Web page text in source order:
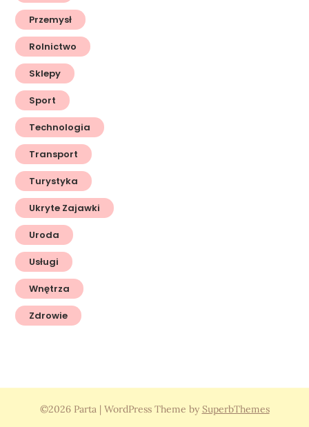
Przemysł
Rolnictwo
Sklepy
Sport
Technologia
Transport
Turystyka
Ukryte Zajawki
Uroda
Usługi
Wnętrza
Zdrowie
©2026 Parta | WordPress Theme by SuperbThemes